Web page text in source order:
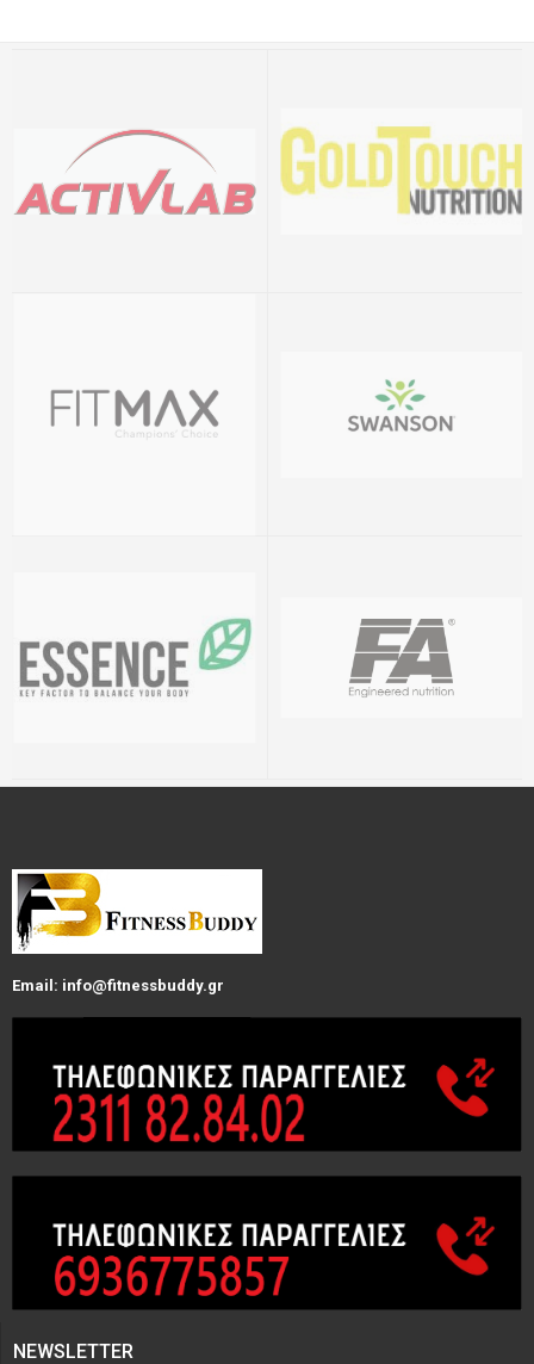
Email: info@fitnessbuddy.gr
NEWSLETTER